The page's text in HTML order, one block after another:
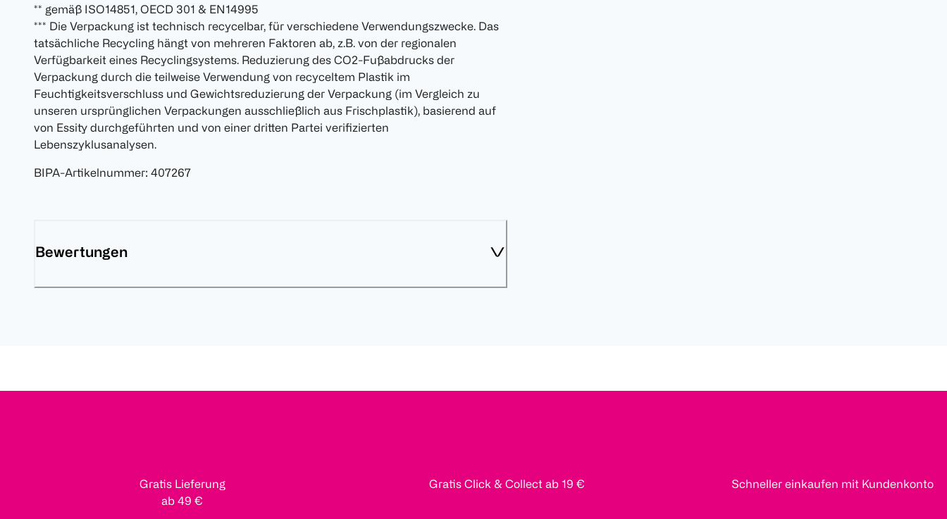
** gemäß ISO14851, OECD 301 & EN14995
*** Die Verpackung ist technisch recycelbar, für verschiedene Verwendungszwecke. Das
tatsächliche Recycling hängt von mehreren Faktoren ab, z.B. von der regionalen
Verfügbarkeit eines Recyclingsystems. Reduzierung des CO2-Fußabdrucks der
Verpackung durch die teilweise Verwendung von recyceltem Plastik im
Feuchtigkeitsverschluss und Gewichtsreduzierung der Verpackung (im Vergleich zu
unseren ursprünglichen Verpackungen ausschließlich aus Frischplastik), basierend auf
von Essity durchgeführten und von einer dritten Partei verifizierten
Lebenszyklusanalysen.
BIPA-Artikelnummer: 407267
Bewertungen
Gratis Lieferung
ab 49 €
Gratis Click & Collect ab 19 € Schneller einkaufen mit Kundenkonto